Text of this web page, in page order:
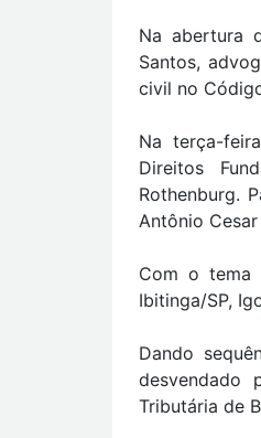
Na abertura
Santos,
civil no
Na terça-
Direitos
Rothenburg.
Antônio
Com o tema
Ibitinga/SP,
Dando
desvendado
Tributária de